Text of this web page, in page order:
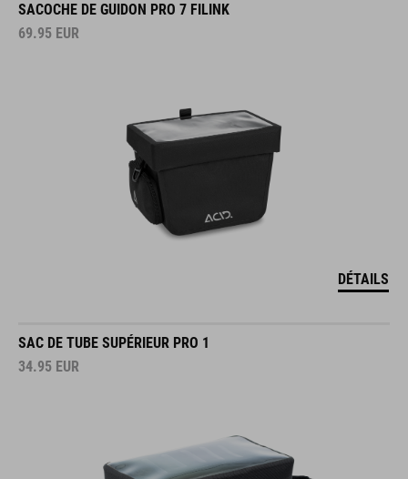
SACOCHE DE GUIDON PRO 7 FILINK
69.95 EUR
DÉTAILS
SAC DE TUBE SUPÉRIEUR PRO 1
34.95 EUR